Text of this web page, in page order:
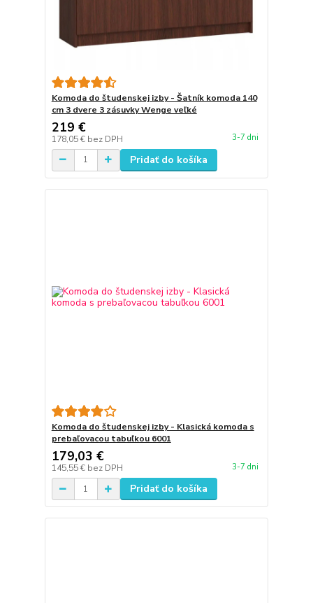
Komoda do študenskej izby - Šatník komoda 140
cm 3 dvere 3 zásuvky Wenge veľké
219 €
178,05 € bez DPH 3-7 dni
Pridať do košíka
Komoda do študenskej izby - Klasická komoda s
prebaľovacou tabuľkou 6001
179,03 €
145,55 € bez DPH 3-7 dni
Pridať do košíka